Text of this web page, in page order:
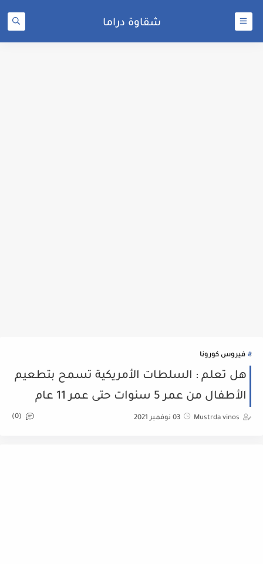
شقاوة دراما
فيروس كورونا
هل تعلم : السلطات الأمريكية تسمح بتطعيم
الأطفال من عمر 5 سنوات حتى عمر 11 عام
Mustrda vinos 03 نوفمبر 2021 (0)